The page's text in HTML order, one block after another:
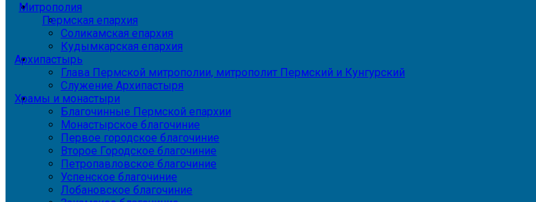
Митрополия
Пермская епархия
Соликамская епархия
Кудымкарская епархия
Архипастырь
Глава Пермской митрополии, митрополит Пермский и Кунгурский
Служение Архипастыря
Храмы и монастыри
Благочинные Пермской епархии
Монастырское благочиние
Первое городское благочиние
Второе Городское благочиние
Петропавловское благочиние
Успенское благочиние
Лобановское благочиние